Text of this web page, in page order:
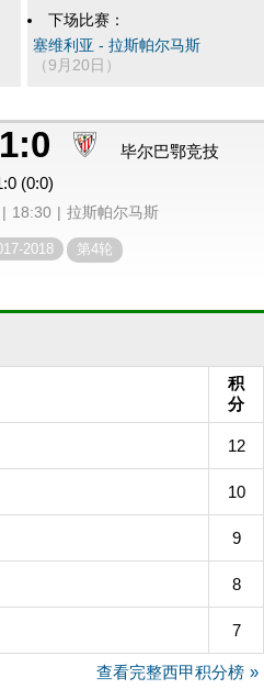
下场比赛：
塞维利亚 - 拉斯帕尔马斯
（9月20日）
1:0
毕尔巴鄂竞技
(0:0)
18:30 拉斯帕尔马斯
2018 第4轮
积
分
12
10
9
8
7
查看完整西甲积分榜